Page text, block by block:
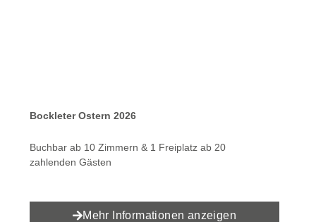
Bockleter Ostern 2026
Buchbar ab 10 Zimmern & 1 Freiplatz ab 20
zahlenden Gästen
Mehr Informationen anzeigen